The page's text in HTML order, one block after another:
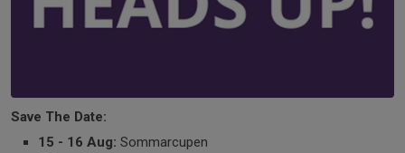
Save The Date:
15 - 16 Aug: Sommarcupen